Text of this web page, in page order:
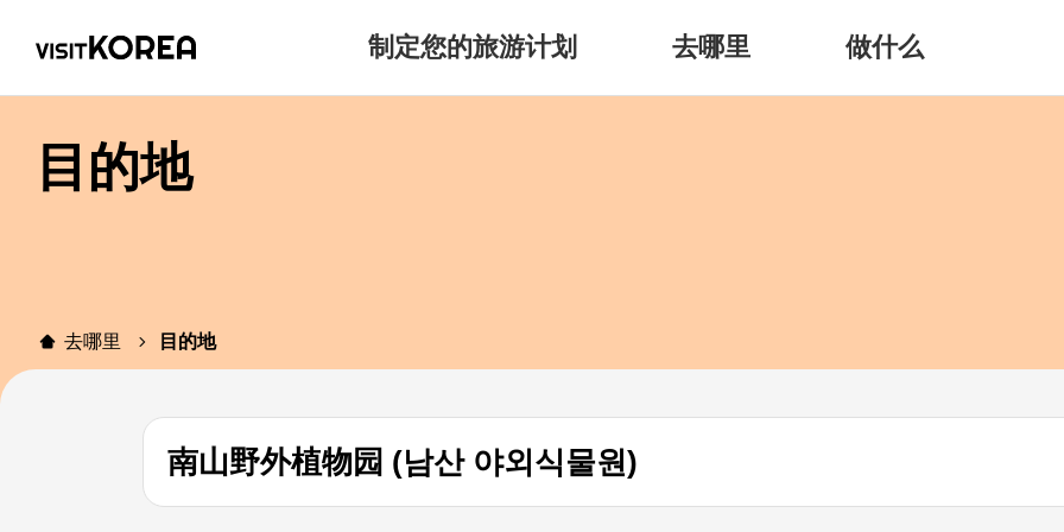
制定您的旅游计划 去哪里 做什么
目的地
去哪里 目的地
南山野外植物园 (남산 야외식물원)